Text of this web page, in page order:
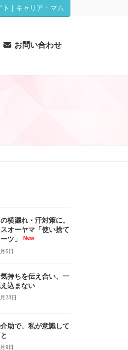
| キャリア・マム
お問い合わせ
横漏れ・汗対策に。
オーヤマ「使い捨て
ツ」
6日
持ちを伝え合い、一
込まない
23日
助で、私が意識して
9日